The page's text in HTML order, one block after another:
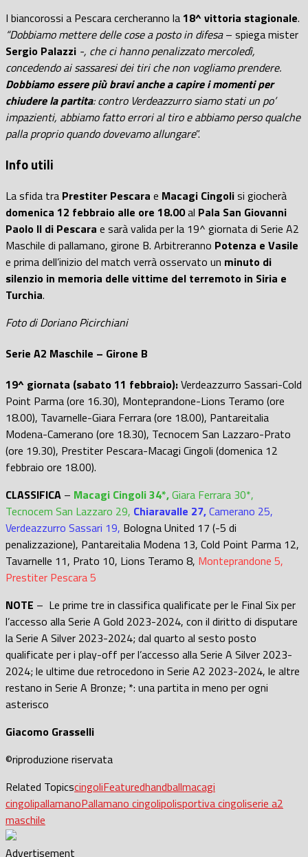
I biancorossi a Pescara cercheranno la18^ vittoria stagionale.
“Dobbiamo mettere delle cose a posto in difesa– spiega mister
Sergio Palazzi -, che ci hanno penalizzato mercoledì,
concedendo ai sassaresi dei tiri che non vogliamo prendere.
Dobbiamo essere più bravi anche a capire i momenti per
chiudere la partita: contro Verdeazzurro siamo stati un po’
impazienti, abbiamo fatto errori al tiro e abbiamo perso qualche
palla proprio quando dovevamo allungare”.
Info utili
La sfida tra Prestiter Pescara e Macagi Cingolisi giocherà
domenica 12 febbraio alle ore 18.00al Pala San Giovanni
Paolo II di Pescara e sarà valida per la 19^ giornata di Serie A2
Maschile di pallamano, girone B. Arbitreranno Potenza e Vasile
e prima dell’inizio del match verrà osservato un minuto di
silenzio in memoria delle vittime del terremoto in Siria e
Turchia.
Foto di Doriano Picirchiani
Serie A2 Maschile – Girone B
19^ giornata (sabato 11 febbraio):Verdeazzurro Sassari-Cold
Point Parma (ore 16.30), Monteprandone-Lions Teramo (ore
18.00), Tavarnelle-Giara Ferrara (ore 18.00), Pantareitalia
Modena-Camerano (ore 18.30), Tecnocem San Lazzaro-Prato
(ore 19.30), Prestiter Pescara-Macagi Cingoli (domenica 12
febbraio ore 18.00).
CLASSIFICA – Macagi Cingoli 34*,Giara Ferrara 30*,
Tecnocem San Lazzaro 29, Chiaravalle 27,Camerano 25,
Verdeazzurro Sassari 19, Bologna United 17 (-5 di
penalizzazione), Pantareitalia Modena 13, Cold Point Parma 12,
Tavarnelle 11, Prato 10, Lions Teramo 8, Monteprandone 5,
Prestiter Pescara 5
NOTE – Le prime tre in classifica qualificate per le Final Six per
l’accesso alla Serie A Gold 2023-2024, con il diritto di disputare
la Serie A Silver 2023-2024; dal quarto al sesto posto
qualificate per i play-off per l’accesso alla Serie A Silver 2023-
2024; le ultime due retrocedono in Serie A2 2023-2024, le altre
restano in Serie A Bronze; *: una partita in meno per ogni
asterisco
Giacomo Grasselli
©riproduzione riservata
Related TopicscingoliFeaturedhandballmacagi
cingolipallamanoPallamano cingolipolisportiva cingoliserie a2
maschile
Advertisement